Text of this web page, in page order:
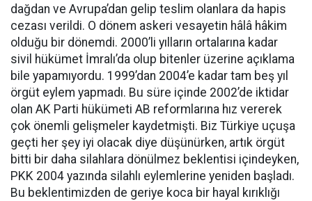
dağdan ve Avrupa’dan gelip teslim olanlara da hapis
cezası verildi. O dönem askeri vesayetin hâlâ hâkim
olduğu bir dönemdi. 2000’li yılların ortalarına kadar
sivil hükümet İmralı’da olup bitenler üzerine açıklama
bile yapamıyordu. 1999’dan 2004’e kadar tam beş yıl
örgüt eylem yapmadı. Bu süre içinde 2002’de iktidar
olan AK Parti hükümeti AB reformlarına hız vererek
çok önemli gelişmeler kaydetmişti. Biz Türkiye uçuşa
geçti her şey iyi olacak diye düşünürken, artık örgüt
bitti bir daha silahlara dönülmez beklentisi içindeyken,
PKK 2004 yazında silahlı eylemlerine yeniden başladı.
Bu beklentimizden de geriye koca bir hayal kırıklığı